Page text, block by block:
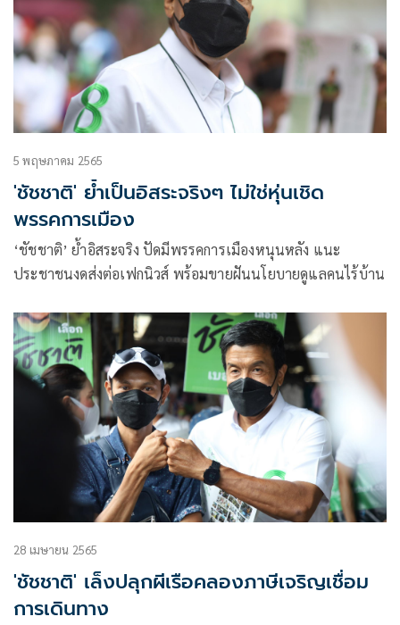
5 พฤษภาคม 2565
'ชัชชาติ' ย้ำเป็นอิสระจริงๆ ไม่ใช่หุ่นเชิด
พรรคการเมือง
‘ชัชชาติ’ ย้ำอิสระจริง ปัดมีพรรคการเมืองหนุนหลัง แนะ
ประชาชนงดส่งต่อเฟกนิวส์ พร้อมขายฝันนโยบายดูแลคนไร้บ้าน
28 เมษายน 2565
'ชัชชาติ' เล็งปลุกผีเรือคลองภาษีเจริญเชื่อม
การเดินทาง